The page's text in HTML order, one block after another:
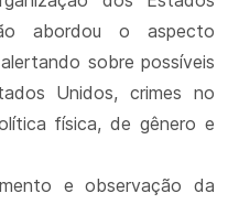
abordou o aspecto
sobre possíveis
Unidos, crimes no
física, de gênero e
e observação da